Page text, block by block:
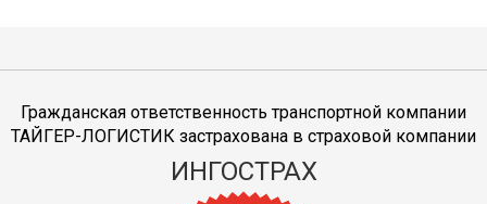
Гражданская ответственность транспортной компании
ТАЙГЕР-ЛОГИСТИК застрахована в страховой компании
ИНГОСТРАХ